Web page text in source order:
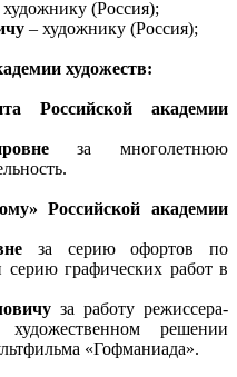
художнику (Россия);
– художнику (Россия);
художеств:
Российской академии
за многолетнюю
Российской академии
за серию офортов по
графических работ в
за работу режиссера-
решении
«Гофманиада».